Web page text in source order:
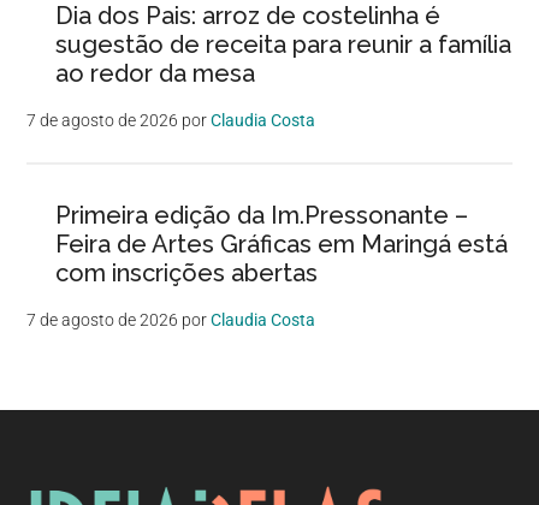
Dia dos Pais: arroz de costelinha é
sugestão de receita para reunir a família
ao redor da mesa
7 de agosto de 2026 porClaudia Costa
Primeira edição da Im.Pressonante –
Feira de Artes Gráficas em Maringá está
com inscrições abertas
7 de agosto de 2026 porClaudia Costa